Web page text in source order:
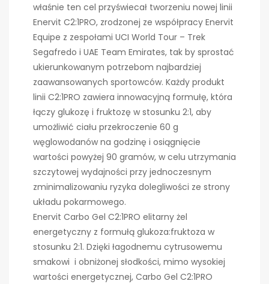
właśnie ten cel przyświecał tworzeniu nowej linii
Enervit C2:1PRO, zrodzonej ze współpracy Enervit
Equipe z zespołami UCI World Tour – Trek
Segafredo i UAE Team Emirates, tak by sprostać
ukierunkowanym potrzebom najbardziej
zaawansowanych sportowców. Każdy produkt
linii C2:1PRO zawiera innowacyjną formułę, która
łączy glukozę i fruktozę w stosunku 2:1, aby
umożliwić ciału przekroczenie 60 g
węglowodanów na godzinę i osiągnięcie
wartości powyżej 90 gramów, w celu utrzymania
szczytowej wydajności przy jednoczesnym
zminimalizowaniu ryzyka dolegliwości ze strony
układu pokarmowego.
Enervit Carbo Gel C2:1PRO elitarny żel
energetyczny z formułą glukoza:fruktoza w
stosunku 2:1. Dzięki łagodnemu cytrusowemu
smakowi i obniżonej słodkości, mimo wysokiej
wartości energetycznej, Carbo Gel C2:1PRO